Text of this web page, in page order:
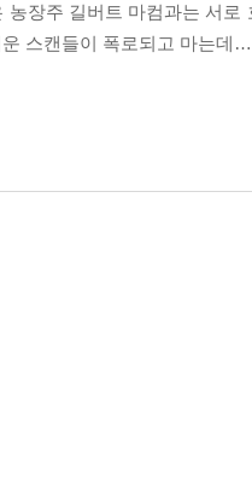
장주 길버트 마컴과는 서
스캔들이 폭로되고 마는